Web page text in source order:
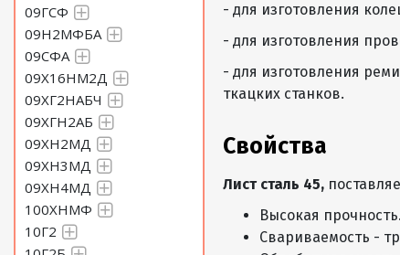
09ГСФ
09Н2МФБА
09СФА
09Х16НМ2Д
09ХГ2НАБЧ
09ХГН2АБ
09ХН2МД
09ХН3МД
09ХН4МД
100ХНМФ
10Г2
Лист 1,3 Сталь 45
Лист 1,4 Сталь 45
Лист 1,5 Сталь 45
Лист 1,6 Сталь 45
- для изготовления
- для изготовления
- для изготовления
ткацких станков.
Свойства
Лист сталь 45,
Высокая прочность.
Свариваемость -